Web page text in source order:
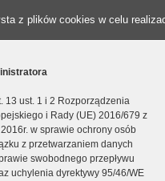
z plików cookies w celu
13 ust. 1 i 2 Rozporządzenia
i Rady (UE) 2016/679 z
w sprawie ochrony osób
z przetwarzaniem danych
swobodnego przepływu
uchylenia dyrektywy 95/46/WE